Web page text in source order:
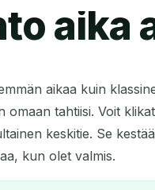
aika
aikaa kuin
tahtiisi. Voit
keskitie. Se
kun olet valmis.